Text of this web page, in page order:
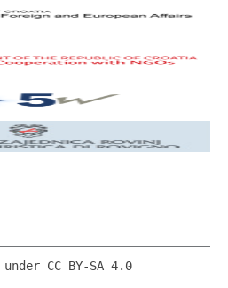
CC BY-SA 4.0